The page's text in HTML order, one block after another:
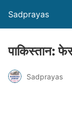
Sadprayas
पाकिस्तान:
Sadprayas